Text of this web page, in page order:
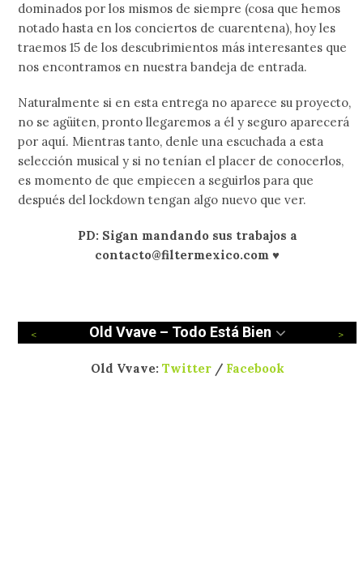
dominados por los mismos de siempre (cosa que hemos
notado hasta en los conciertos de cuarentena), hoy les
traemos 15 de los descubrimientos más interesantes que
nos encontramos en nuestra bandeja de entrada.
Naturalmente si en esta entrega no aparece su proyecto,
no se agüiten, pronto llegaremos a él y seguro aparecerá
por aquí. Mientras tanto, denle una escuchada a esta
selección musical y si no tenían el placer de conocerlos,
es momento de que empiecen a seguirlos para que
después del lockdown tengan algo nuevo que ver.
PD: Sigan mandando sus trabajos a
contacto@filtermexico.com ♥
Old Vvave – Todo Está Bien
Old Vvave: Twitter/ Facebook